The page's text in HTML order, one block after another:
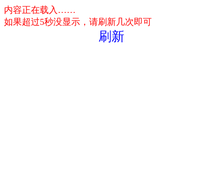
内容正在载入……
如果超过5秒没显示，请刷新几次即可
刷新